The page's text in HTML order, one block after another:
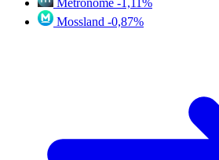
Mossland -0,87%